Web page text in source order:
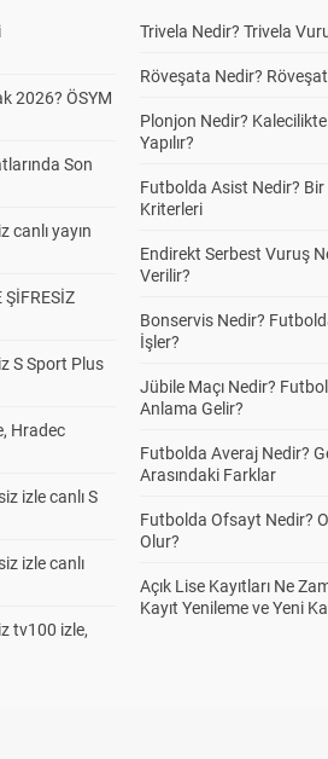
2026? ÖSYM
Son
canlı yayın
S Sport Plus
Hradec
izle canlı S
izle canlı
tv100 izle,
Trivela Nedir? Trivela
Röveşata Nedir?
Plonjon Nedir?
Yapılır?
Futbolda Asist Nedir?
Kriterleri
Endirekt Serbest Vuruş
Verilir?
Bonservis Nedir?
İşler?
Jübile Maçı Nedir?
Anlama Gelir?
Futbolda Averaj Nedir?
Arasındaki Farklar
Futbolda Ofsayt Nedir?
Olur?
Açık Lise Kayıtları Ne
Kayıt Yenileme ve Yeni